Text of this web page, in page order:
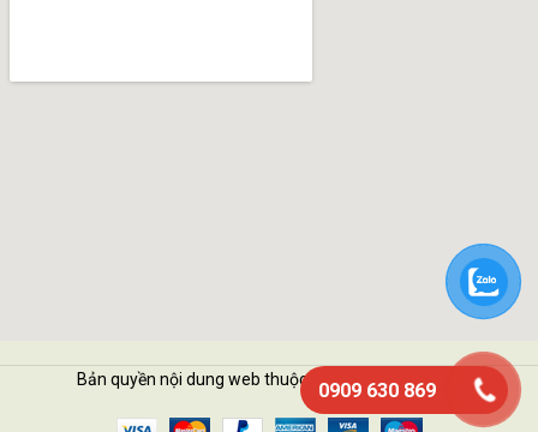
Bản quyền nội dung web thuộc về Vattukimhai.com
0909 630 869